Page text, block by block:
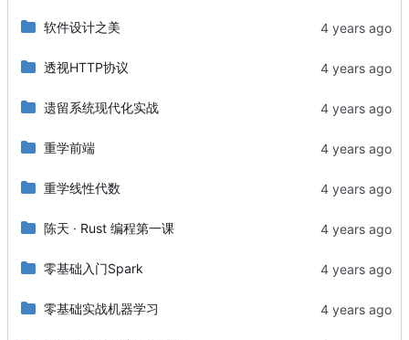
软件设计之美
透视HTTP协议
遗留系统现代化实战
重学前端
重学线性代数
陈天 · Rust 编程第一课
零基础入门Spark
零基础实战机器学习